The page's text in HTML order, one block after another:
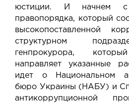
юстиции. И начнем с
правопорядка, который
высокопоставленной
структурном
генпрокурора,
направляет указанные
идет о Национальном
бюро Украины (НАБУ) и
антикоррупционной